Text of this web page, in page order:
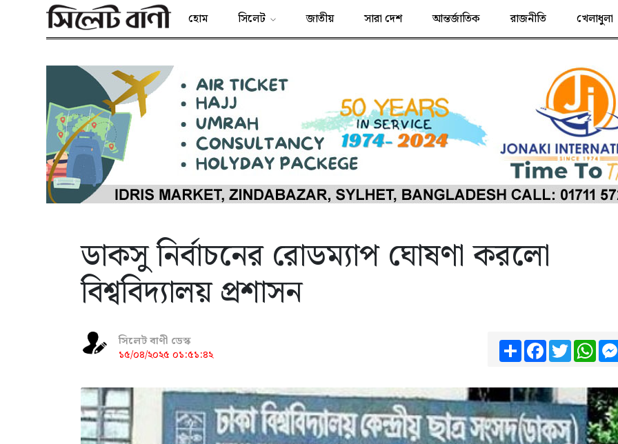
হোম সিলেট জাতীয় সারা দেশ আন্তর্জাতিক রাজনীতি খেলাধুলা
ডাকসু নির্বাচনের রোডম্যাপ ঘোষণা করলো
বিশ্ববিদ্যালয় প্রশাসন
সিলেট বাণী ডেস্ক
১৫/০৪/২০২৫ ০১:৫১:৪২
ShareFacebook
Twitter